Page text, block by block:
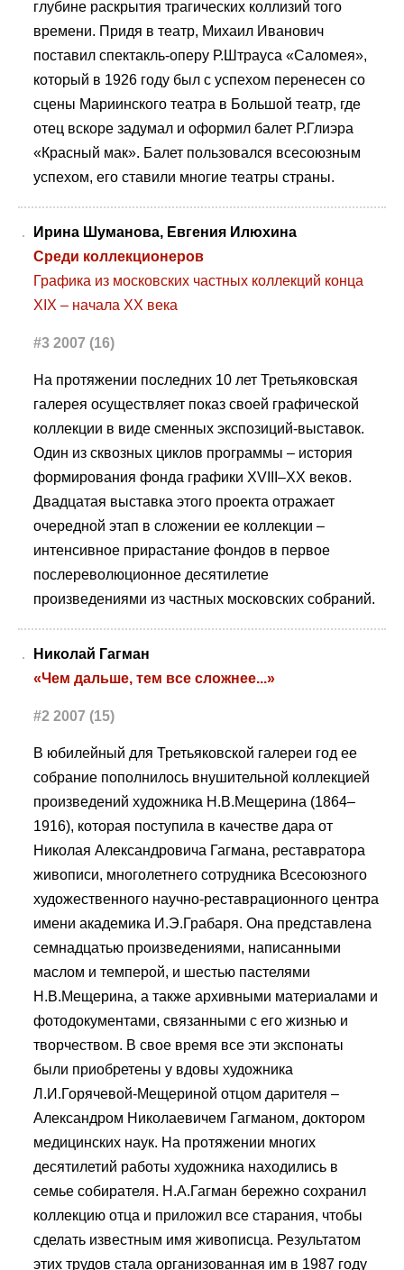
глубине раскрытия трагических коллизий того
времени. Придя в театр, Михаил Иванович
поставил спектакль-оперу Р.Штрауса «Саломея»,
который в 1926 году был с успехом перенесен со
сцены Мариинского театра в Большой театр, где
отец вскоре задумал и оформил балет Р.Глиэра
«Красный мак». Балет пользовался всесоюзным
успехом, его ставили многие театры страны.
Ирина Шуманова, Евгения Илюхина
Среди коллекционеров
Графика из московских частных коллекций конца
XIX – начала ХХ века
#3 2007 (16)
На протяжении последних 10 лет Третьяковская
галерея осуществляет показ своей графической
коллекции в виде сменных экспозиций-выставок.
Один из сквозных циклов программы – история
формирования фонда графики XVIII–XX веков.
Двадцатая выставка этого проекта отражает
очередной этап в сложении ее коллекции –
интенсивное прирастание фондов в первое
послереволюционное десятилетие
произведениями из частных московских собраний.
Николай Гагман
«Чем дальше, тем все сложнее...»
#2 2007 (15)
В юбилейный для Третьяковской галереи год ее
собрание пополнилось внушительной коллекцией
произведений художника Н.В.Мещерина (1864–
1916), которая поступила в качестве дара от
Николая Александровича Гагмана, реставратора
живописи, многолетнего сотрудника Всесоюзного
художественного научно-реставрационного центра
имени академика И.Э.Грабаря. Она представлена
семнадцатью произведениями, написанными
маслом и темперой, и шестью пастелями
Н.В.Мещерина, а также архивными материалами и
фотодокументами, связанными с его жизнью и
творчеством. В свое время все эти экспонаты
были приобретены у вдовы художника
Л.И.Горячевой-Мещериной отцом дарителя –
Александром Николаевичем Гагманом, доктором
медицинских наук. На протяжении многих
десятилетий работы художника находились в
семье собирателя. Н.А.Гагман бережно сохранил
коллекцию отца и приложил все старания, чтобы
сделать известным имя живописца. Результатом
этих трудов стала организованная им в 1987 году